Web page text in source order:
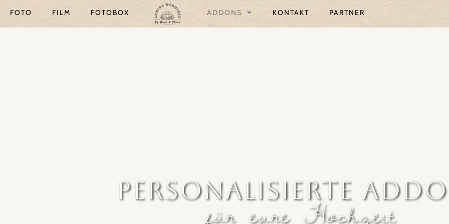
FOTO FILM FOTOBOX ADDONS KONTAKT PARTNER
PERSONALISIERTE
für eure Hochzeit